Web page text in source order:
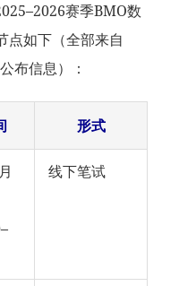
赛季BMO数
点如下（全部来自
布信息）：
形式
线下笔试